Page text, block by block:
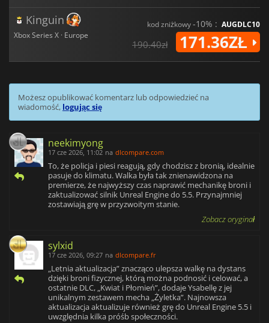
Kinguin
Xbox Series X · Europe
kod zniżkowy-10% : AUGDLC10
190.40zł 171.36ZŁ
Możesz opublikować komentarz lub odpowiedzieć na
wiadomość, logując się
neekimyong
17 cze 2026, 11:02 na dlcompare.com
To, że policja i piesi reagują, gdy chodzisz z bronią, idealnie
pasuje do klimatu. Walka była tak znienawidzona na
premierze, że najwyższy czas naprawić mechanikę broni i
zaktualizować silnik Unreal Engine do 5.5. Przynajmniej
zostawiają grę w przyzwoitym stanie.
Zobacz oryginał
sylxid
17 cze 2026, 09:27 na dlcompare.fr
„Letnia aktualizacja” znacząco ulepsza walkę na dystans
dzięki broni fizycznej, którą można podnosić i celować, a
ostatnie DLC, „Kwiat i Płomień”, dodaje Ysabellę z jej
unikalnym zestawem mecha „Żyletka”. Najnowsza
aktualizacja aktualizuje również grę do Unreal Engine 5.5 i
uwzględnia kilka próśb społeczności.